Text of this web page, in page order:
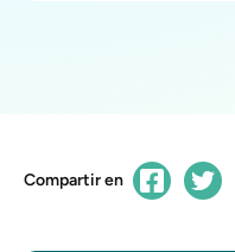
Compartir en